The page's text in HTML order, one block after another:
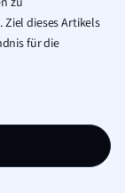
dieses Artikels
für die